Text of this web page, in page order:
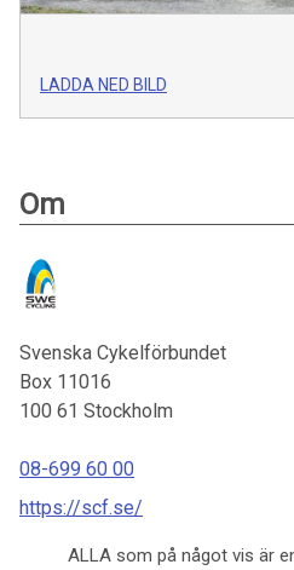
LADDA NED BILD
Om
Svenska Cykelförbundet
Box 11016
100 61 Stockholm
08-699 60 00
https://scf.se/
ALLA som på något vis är